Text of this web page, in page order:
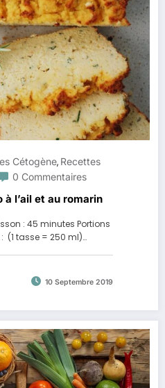
Cétogène, Recettes
0 Commentaires
l’ail et au romarin
: 45 minutes Portions
(1 tasse = 250 ml)…
10 Septembre 2019